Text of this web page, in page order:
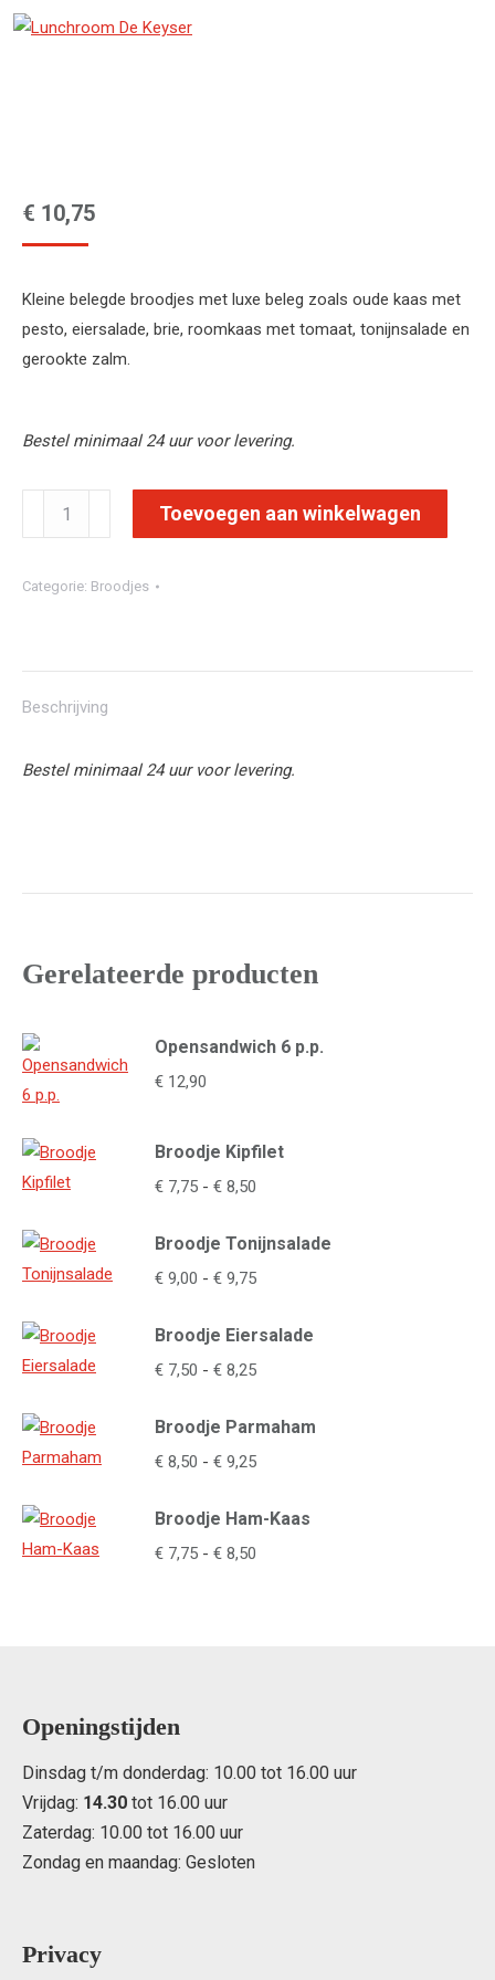
€ 10,75
Kleine belegde broodjes met luxe beleg zoals oude kaas met
pesto, eiersalade, brie, roomkaas met tomaat, tonijnsalade en
gerookte zalm.
Bestel minimaal 24 uur voor levering.
Opensandwich
5
aantal
Toevoegen aan winkelwagen
Categorie: Broodjes
Beschrijving
Bestel minimaal 24 uur voor levering.
Gerelateerde producten
Opensandwich 6 p.p.
€ 12,90
Broodje Kipfilet
€ 7,75 - € 8,50
tot
€ 8,50
Broodje Tonijnsalade
€ 9,00 - € 9,75Prijsklasse:
tot
€ 9,75
Broodje Eiersalade
€ 7,50 - € 8,25Prijsklasse:
tot
€ 8,25
Broodje Parmaham
€ 8,50 - € 9,25Prijsklasse:
tot
Broodje Ham-Kaas
€ 7,75 - € 8,50
Openingstijden
Dinsdag t/m donderdag: 10.00 tot 16.00 uur
Vrijdag: 14.30 tot 16.00 uur
Zaterdag: 10.00 tot 16.00 uur
Zondag en maandag: Gesloten
Privacy